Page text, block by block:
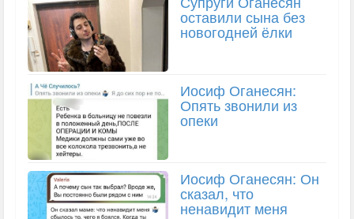
оставили сына без
новогодней ёлки
Иосиф Оганесян:
Опять звонили из
опеки
Иосиф Оганесян: Он
сказал, что
ненавидит меня